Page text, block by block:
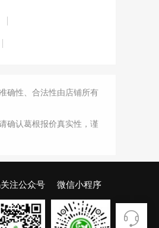
确性、合法性由店铺所有
确认葛根报价真实性，谨
关注公众号 微信小程序